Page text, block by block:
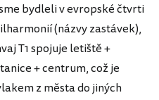
bydleli v evropské čtvrti
(názvy zastávek),
T1 spojuje letiště +
+ centrum, což je
z města do jiných